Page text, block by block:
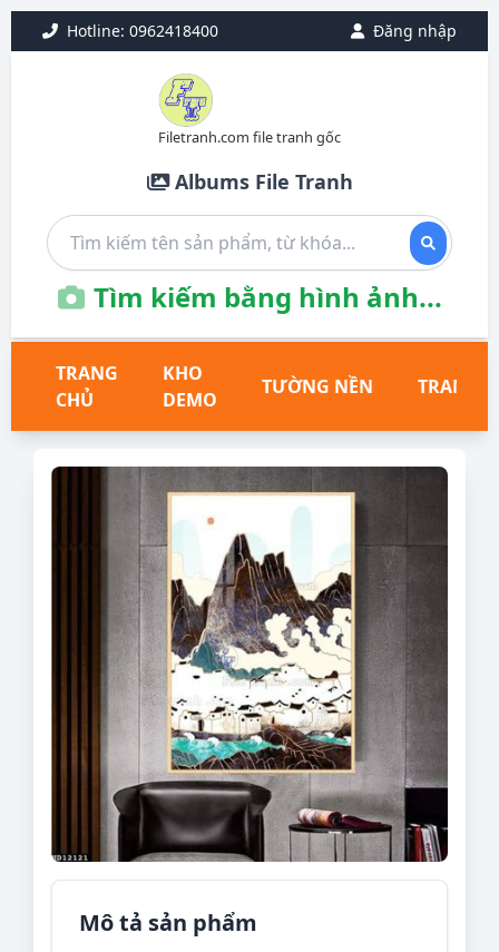
Hotline: 0962418400 Đăng nhập
Filetranh.com file tranh gốc
Albums File Tranh
Tìm kiếm bằng hình ảnh...
TRANG
CHỦ
KHO
DEMO
TƯỜNG NỀN TRANH
Mô tả sản phẩm